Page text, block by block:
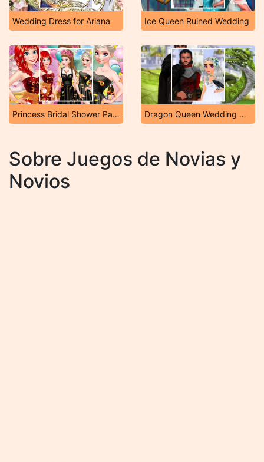
Wedding Dress for Ariana Ice Queen Ruined Wedding
Princess Bridal Shower Party Dragon Queen Wedding Dress
Sobre Juegos de Novias y
Novios